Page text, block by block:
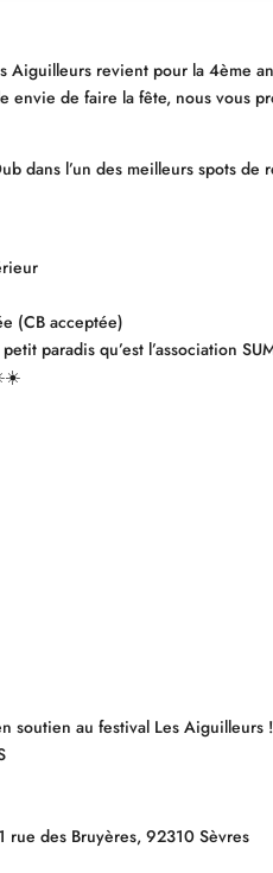
Aiguilleurs revient pour la 4ème
de faire la fête, nous vous
dans l’un des meilleurs spots de
(CB acceptée)
paradis qu’est l’association
soutien au festival Les Aiguilleurs !
rue des Bruyères, 92310 Sèvres